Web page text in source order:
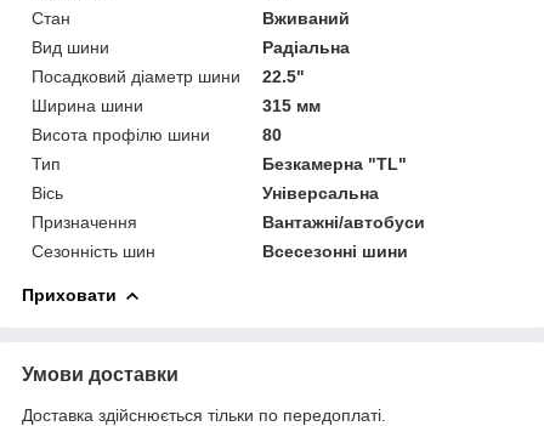
Стан
Вживаний
Вид шини
Радіальна
Посадковий діаметр шини
22.5"
Ширина шини
315 мм
Висота профілю шини
80
Тип
Безкамерна "TL"
Вісь
Універсальна
Призначення
Вантажні/автобуси
Сезонність шин
Всесезонні шини
Приховати
Умови доставки
Доставка здійснюється тільки по передоплаті.